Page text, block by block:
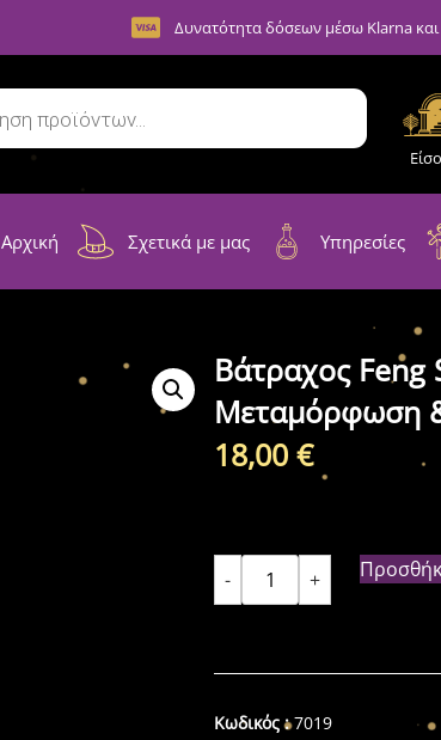
Δυνατότητα δόσεων μέσω Klarna
Αρχική Σχετικά με μας Υπηρεσίες
Βάτραχος Feng
Μεταμόρφωση
18,00€
- +
Κωδικός :7019